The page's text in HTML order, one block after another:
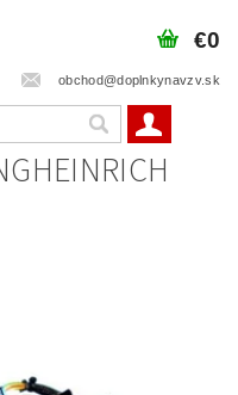
obchod@doplnkynavzv.sk
€0